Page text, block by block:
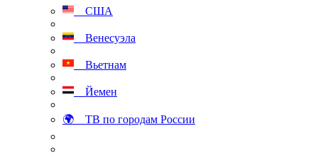
США
Венесуэла
Вьетнам
Йемен
🌍 ТВ по городам России